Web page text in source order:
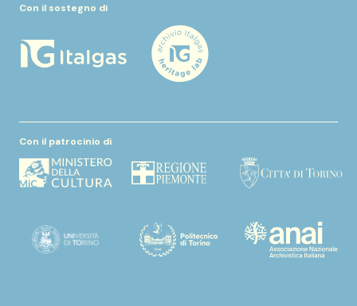
Con il sostegno di
Con il patrocinio di